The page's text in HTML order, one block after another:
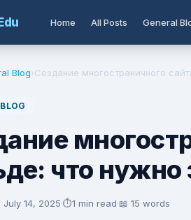
Home All Posts General
Blog›Создание многостраничного
что нужно
July 14, 2025·⏱️1 min read·📖 15 words